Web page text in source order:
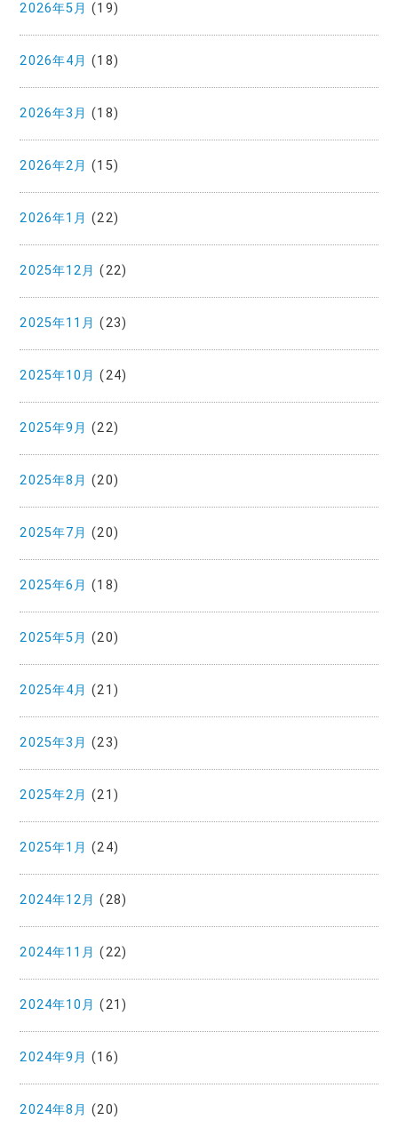
2026年5月 (19)
2026年4月 (18)
2026年3月 (18)
2026年2月 (15)
2026年1月 (22)
2025年12月 (22)
2025年11月 (23)
2025年10月 (24)
2025年9月 (22)
2025年8月 (20)
2025年7月 (20)
2025年6月 (18)
2025年5月 (20)
2025年4月 (21)
2025年3月 (23)
2025年2月 (21)
2025年1月 (24)
2024年12月 (28)
2024年11月 (22)
2024年10月 (21)
2024年9月 (16)
2024年8月 (20)